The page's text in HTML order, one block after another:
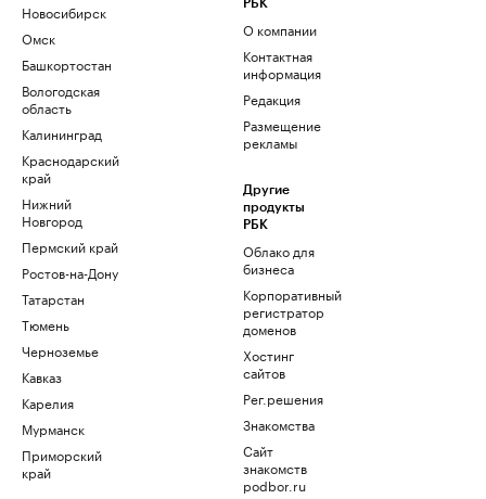
Новосибирск
Омск
Башкортостан
Вологодская
область
Калининград
Краснодарский
край
Нижний
Новгород
Пермский край
Ростов-на-Дону
Татарстан
Тюмень
Черноземье
Кавказ
Карелия
Мурманск
Приморский
край
РБК
О компании
Контактная
информация
Редакция
Размещение
рекламы
Другие
продукты
РБК
Облако для
бизнеса
Корпоративный
регистратор
доменов
Хостинг
сайтов
Рег.решения
Знакомства
Сайт
знакомств
podbor.ru